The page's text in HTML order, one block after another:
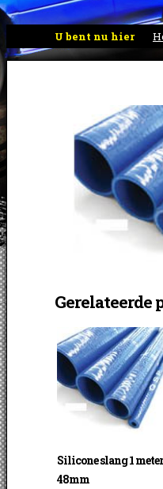
U bent nu hier
Gerelateerde
Silicone slang 1
48mm